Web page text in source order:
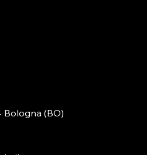
tenutosi ieri a Roma
Bologna (BO)